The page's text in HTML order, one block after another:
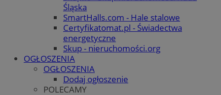
Śląska
SmartHalls.com - Hale stalowe
Certyfikatomat.pl - Świadectwa
energetyczne
Skup - nieruchomości.org
OGŁOSZENIA
OGŁOSZENIA
Dodaj ogłoszenie
POLECAMY